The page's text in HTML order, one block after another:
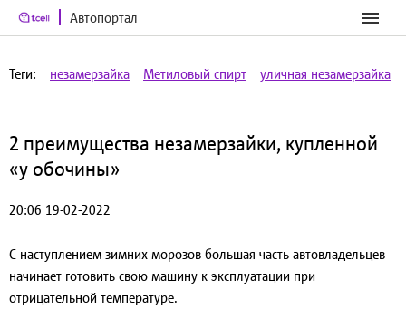
Автопортал
Теги: незамерзайка Метиловый спирт уличная незамерзайка
2 преимущества незамерзайки, купленной
«у обочины»
20:06 19-02-2022
С наступлением зимних морозов большая часть автовладельцев
начинает готовить свою машину к эксплуатации при
отрицательной температуре.